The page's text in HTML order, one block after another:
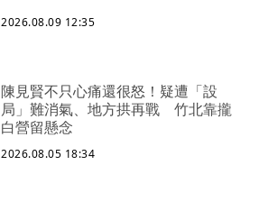
2026.08.09 12:35
陳見賢不只心痛還很怒！疑遭「設
局」難消氣、地方拱再戰 竹北靠攏
白營留懸念
2026.08.05 18:34